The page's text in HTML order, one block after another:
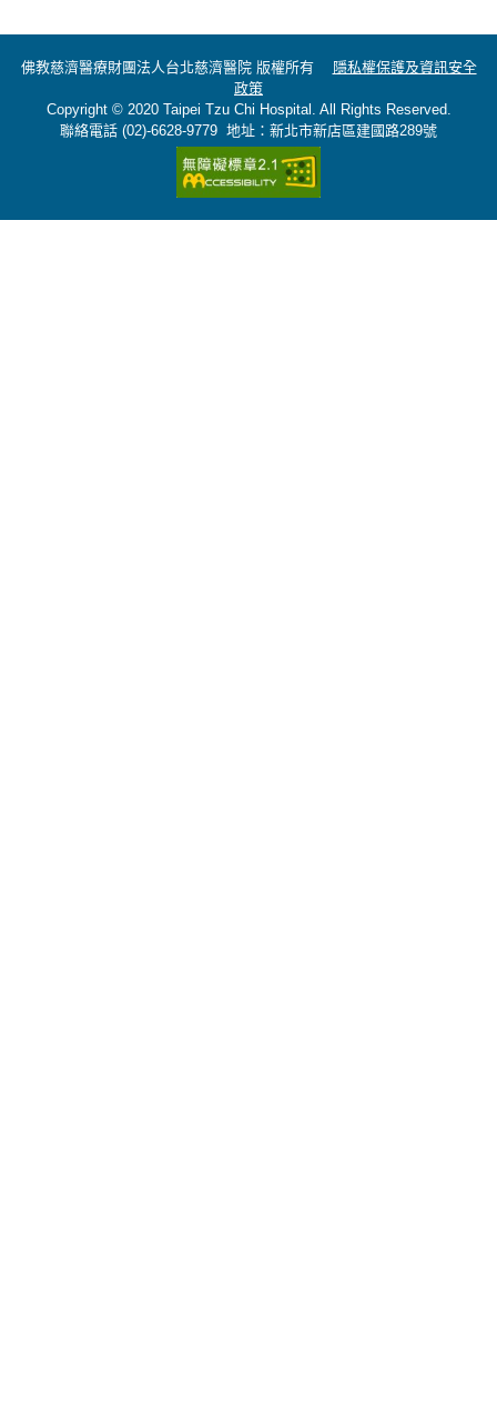
佛教慈濟醫療財團法人台北慈濟醫院 版權所有 隱私權保護及資訊安全
政策
Copyright © 2020 Taipei Tzu Chi Hospital. All Rights Reserved.
聯絡電話 (02)-6628-9779 地址：新北市新店區建國路289號